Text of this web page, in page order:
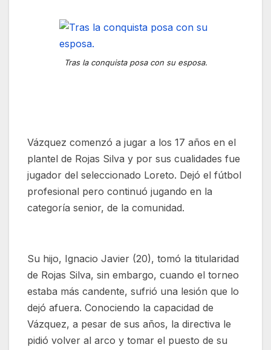
Tras la conquista posa con su esposa.
Vázquez comenzó a jugar a los 17 años en el
plantel de Rojas Silva y por sus cualidades fue
jugador del seleccionado Loreto. Dejó el fútbol
profesional pero continuó jugando en la
categoría senior, de la comunidad.
Su hijo, Ignacio Javier (20), tomó la titularidad
de Rojas Silva, sin embargo, cuando el torneo
estaba más candente, sufrió una lesión que lo
dejó afuera. Conociendo la capacidad de
Vázquez, a pesar de sus años, la directiva le
pidió volver al arco y tomar el puesto de su